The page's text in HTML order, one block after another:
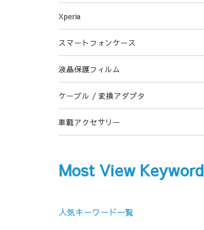
Xperia
スマートフォンケース
液晶保護フィルム
ケーブル / 変換アダプタ
車載アクセサリー
Most View Keyword
人気キーワード一覧